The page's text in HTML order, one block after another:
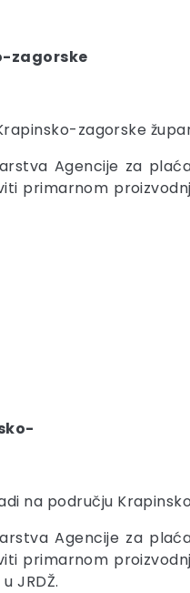
zagorske
zagorske
Agencije za
primarnom
na području
Agencije za
primarnom
JRDŽ.